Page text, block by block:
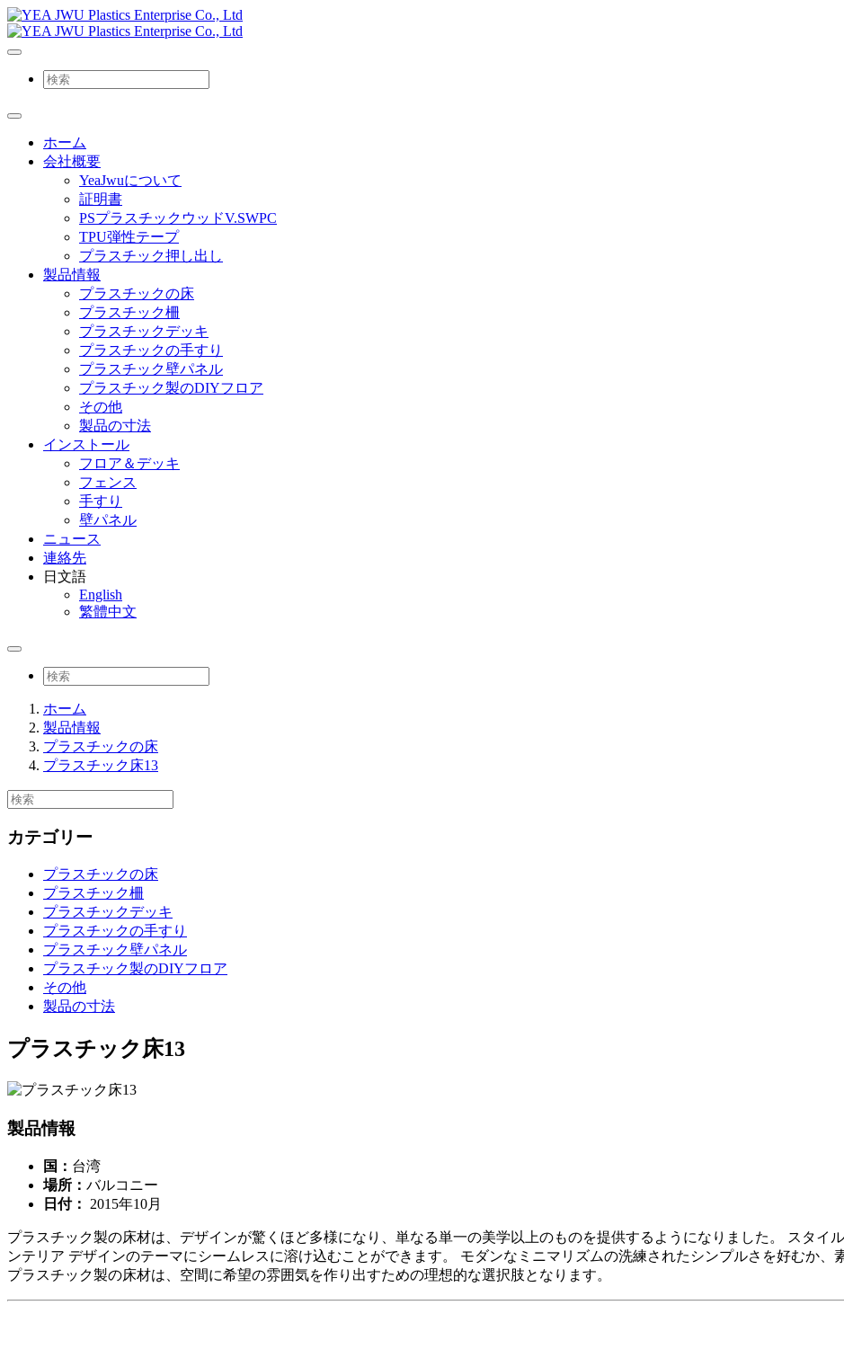
ホーム
会社概要
YeaJwuについて
証明書
PSプラスチックウッドV.SWPC
TPU弾性テープ
プラスチック押し出し
製品情報
プラスチックの床
プラスチック柵
プラスチックデッキ
プラスチックの手すり
プラスチック壁パネル
プラスチック製のDIYフロア
その他
製品の寸法
インストール
フロア＆デッキ
フェンス
手すり
壁パネル
ニュース
連絡先
日文語
English
繁體中文
ホーム
製品情報
プラスチックの床
プラスチック床13
カテゴリー
プラスチックの床
プラスチック柵
プラスチックデッキ
プラスチックの手すり
プラスチック壁パネル
プラスチック製のDIYフロア
その他
製品の寸法
プラスチック床13
製品情報
国： 台湾
場所： バルコニー
日付：
2015年10月
プラスチック製の床材は、デザインが驚くほど多様になり、単なる単一の美学以上のものを提供するようになりました。 スタイ
ンテリア デザインのテーマにシームレスに溶け込むことができます。 モダンなミニマリズムの洗練されたシンプルさを好むか、
プラスチック製の床材は、空間に希望の雰囲気を作り出すための理想的な選択肢となります。